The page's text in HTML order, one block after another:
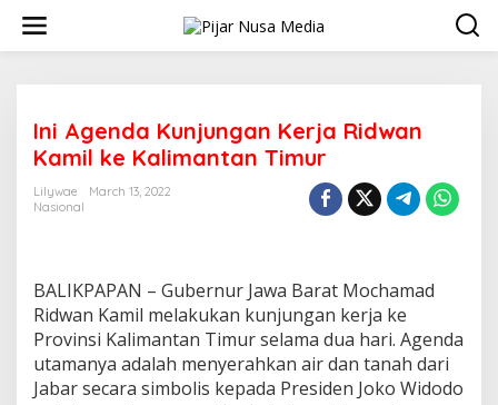
content
Ini Agenda Kunjungan Kerja Ridwan
Kamil ke Kalimantan Timur
Lilywae
March 13, 2022
Nasional
BALIKPAPAN – Gubernur Jawa Barat Mochamad
Ridwan Kamil melakukan kunjungan kerja ke
Provinsi Kalimantan Timur selama dua hari. Agenda
utamanya adalah menyerahkan air dan tanah dari
Jabar secara simbolis kepada Presiden Joko Widodo